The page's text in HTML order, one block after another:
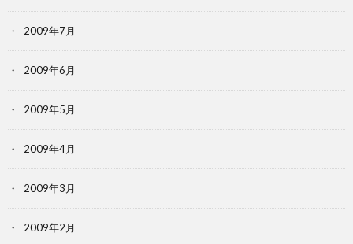
2009年7月
2009年6月
2009年5月
2009年4月
2009年3月
2009年2月